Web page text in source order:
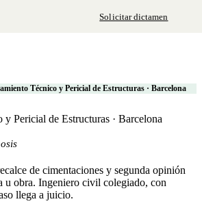
Solicitar dictamen
Técnico y Pericial de Estructuras · Barcelona
y Pericial de Estructuras · Barcelona
de cimentaciones y segunda opinión
u obra. Ingeniero civil colegiado, con
llega a juicio.